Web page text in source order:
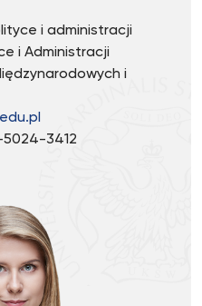
i administracji
i Administracji
i
5024-3412